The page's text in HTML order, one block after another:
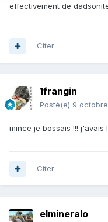
effectivement de
Citer
1frangin
Posté(e) 9
mince je bossais !!! j'avais
Citer
elmineralo